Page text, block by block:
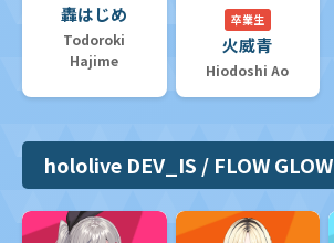
轟はじめ
Todoroki
Hajime
卒業生
火威青
Hiodoshi Ao
hololive DEV_IS / FLOW GLOW